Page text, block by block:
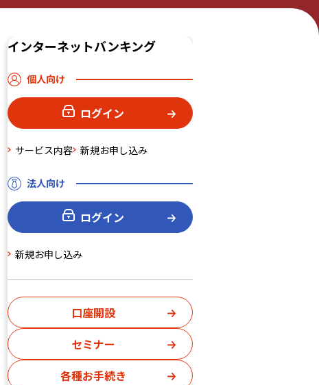
インターネットバンキング
個人向け
ログイン
サービス内容 新規お申し込み
法人向け
ログイン
新規お申し込み
口座開設
セミナー
各種お手続き